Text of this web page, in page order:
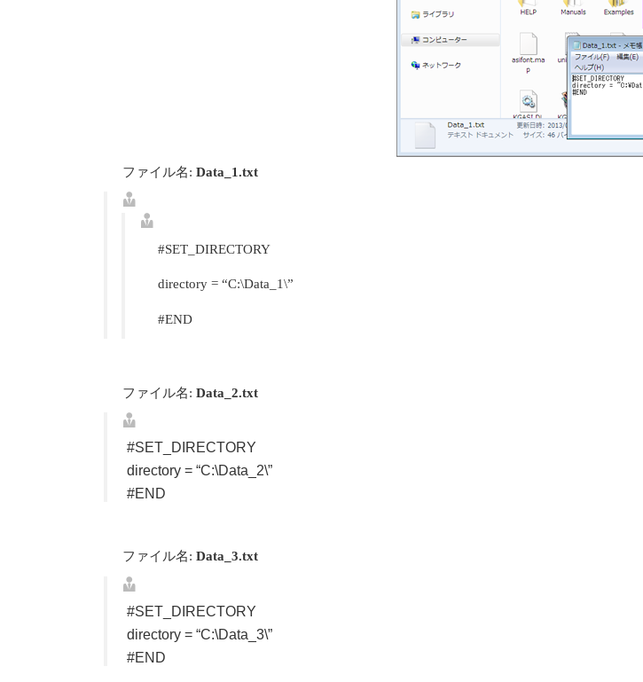
ファイル名:Data_1.txt
#SET_DIRECTORY
directory = “C:\Data_1\”
#END
ファイル名:Data_2.txt
#SET_DIRECTORY
directory = “C:\Data_2\”
#END
ファイル名:Data_3.txt
#SET_DIRECTORY
directory = “C:\Data_3\”
#END